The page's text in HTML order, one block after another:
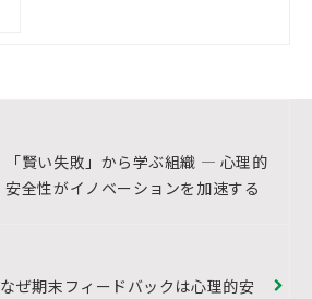
「賢い失敗」から学ぶ組織 ― 心理的
安全性がイノベーションを加速する
なぜ期末フィードバックは心理的安